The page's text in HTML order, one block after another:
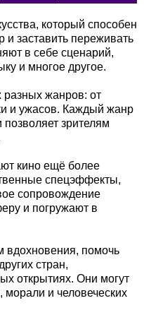
который способен
и заставить переживать
в себе сценарий,
и многое другое.
жанров: от
и ужасов. Каждый жанр
позволяет зрителям
кино ещё более
спецэффекты,
сопровождение
и погружают в
вдохновения, помочь
стран,
открытиях. Они могут
и человеческих